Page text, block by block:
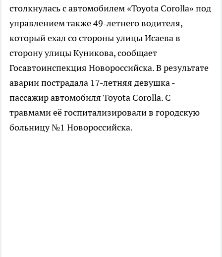
столкнулась с автомобилем «Toyota Corolla» под
управлением также 49-летнего водителя,
который ехал со стороны улицы Исаева в
сторону улицы Куникова, сообщает
Госавтоинспекция Новороссийска. В результате
аварии пострадала 17-летняя девушка -
пассажир автомобиля Toyota Corolla. С
травмами её госпитализировали в городскую
больницу №1 Новороссийска.